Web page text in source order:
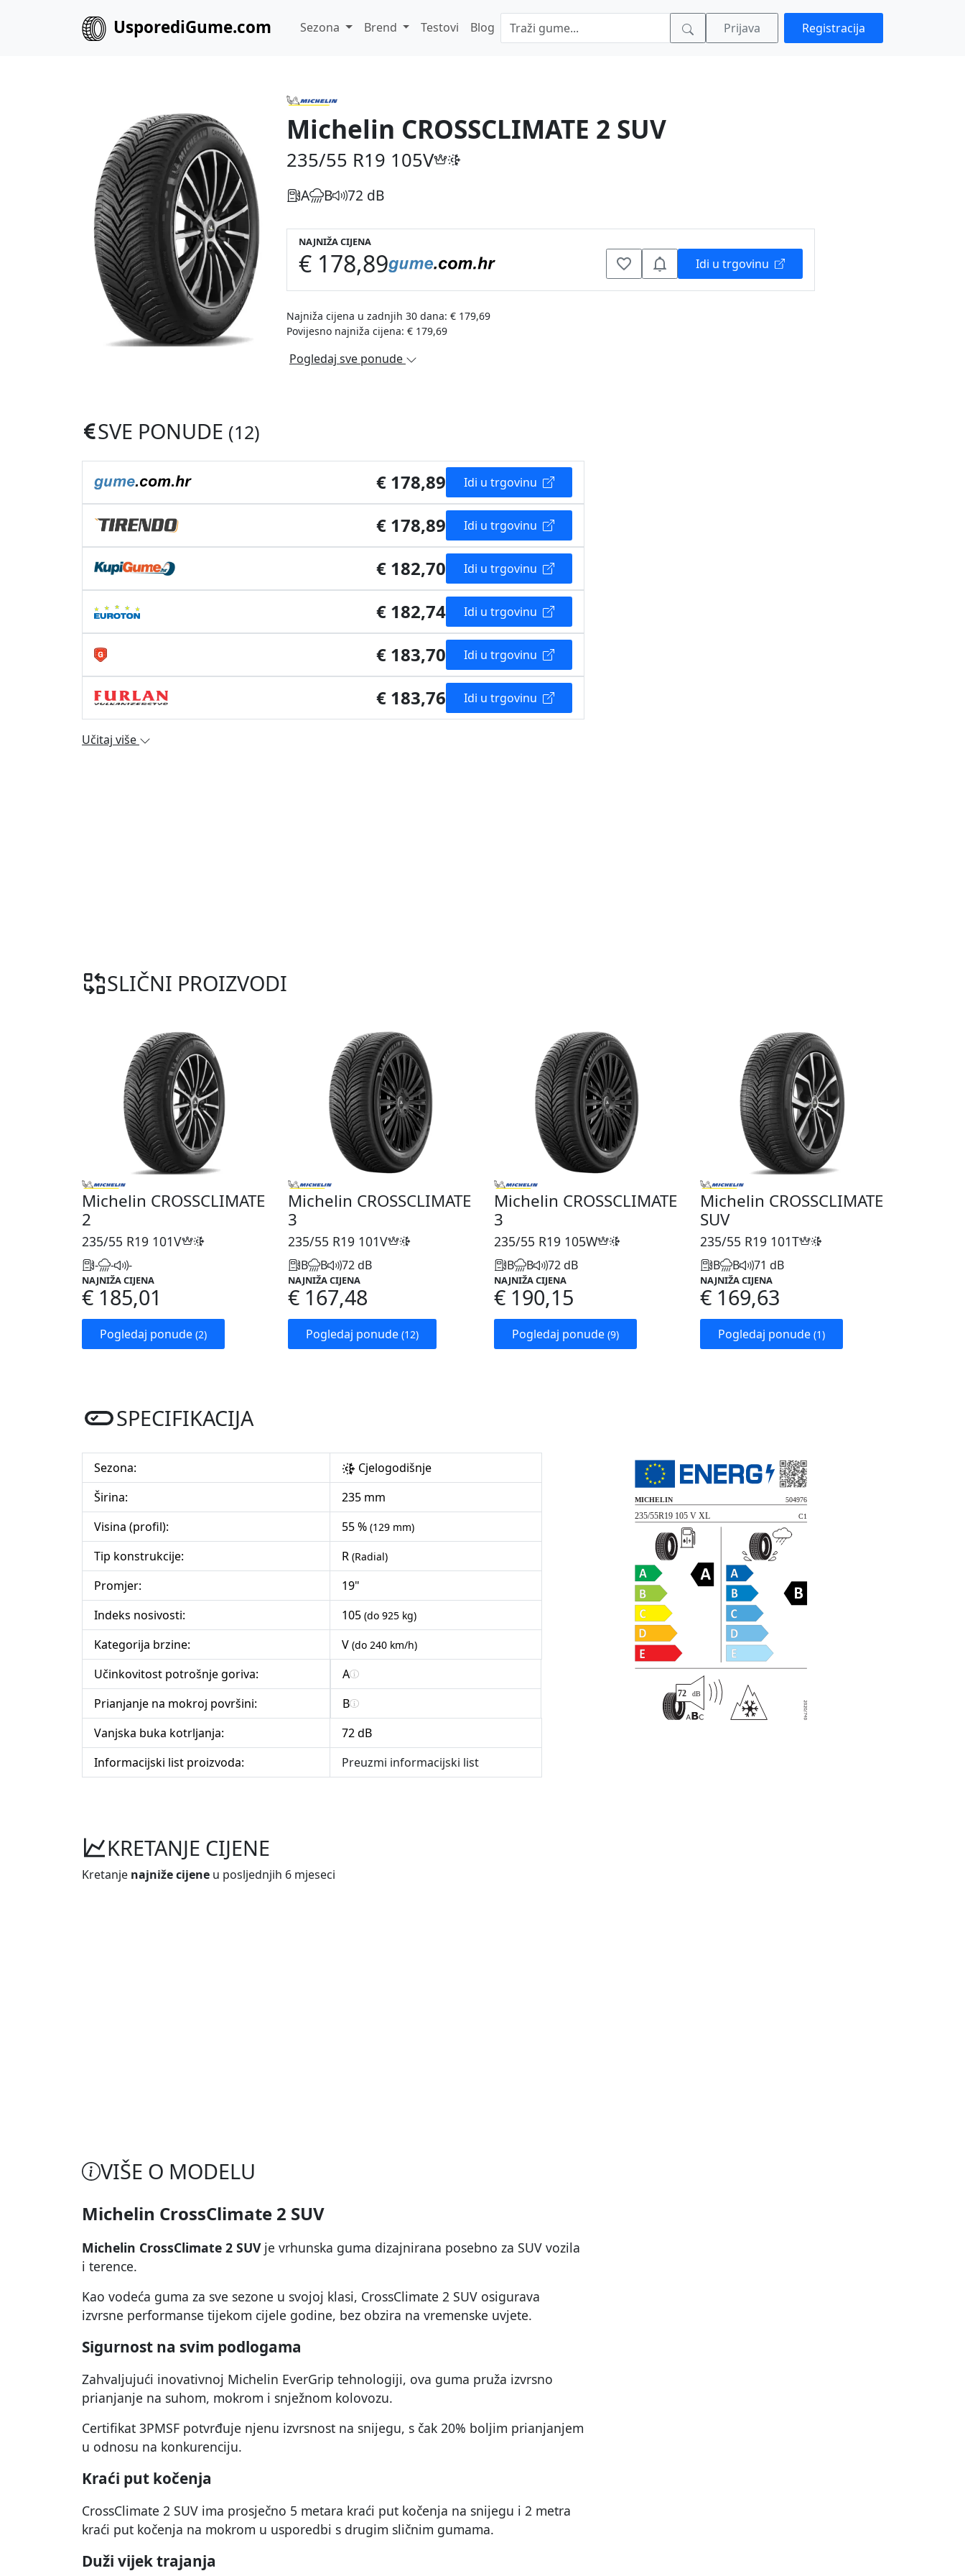
UsporediGume.com Sezona Brend Testovi Blog Prijava Registracija
Michelin CROSSCLIMATE 2 SUV
235/55 R19 105V
A B 72 dB
NAJNIŽA CIJENA
€ 178,89 Idi u trgovinu
Najniža cijena u zadnjih 30 dana: € 179,69
Povijesno najniža cijena: € 179,69
Pogledaj sve ponude
SVE PONUDE (12)
€ 178,89 Idi u trgovinu
€ 178,89 Idi u trgovinu
€ 182,70 Idi u trgovinu
€ 182,74 Idi u trgovinu
€ 183,70 Idi u trgovinu
€ 183,76 Idi u trgovinu
Učitaj više
SLIČNI PROIZVODI
Michelin CROSSCLIMATE
2
235/55 R19 101V
- - -
NAJNIŽA CIJENA
€ 185,01
Pogledaj ponude (2)
Michelin CROSSCLIMATE
3
235/55 R19 101V
B B 72 dB
NAJNIŽA CIJENA
€ 167,48
Pogledaj ponude (12)
Michelin CROSSCLIMATE
3
235/55 R19 105W
B B 72 dB
NAJNIŽA CIJENA
€ 190,15
Pogledaj ponude (9)
Michelin CROSSCLIMATE
SUV
235/55 R19 101T
B B 71 dB
NAJNIŽA CIJENA
€ 169,63
Pogledaj ponude (1)
SPECIFIKACIJA
Sezona:
Cjelogodišnje
Širina:
235 mm
Visina (profil):
55 % (129 mm)
Tip konstrukcije: R (Radial)
Promjer:
19"
Indeks nosivosti:
105 (do 925 kg)
Kategorija brzine: V (do 240 km/h)
Učinkovitost potrošnje goriva:
A
Prianjanje na mokroj površini:
B
Vanjska buka kotrljanja:
72 dB
Informacijski list proizvoda:
Preuzmi informacijski list
KRETANJE CIJENE
Kretanje najniže cijene u posljednjih 6 mjeseci
VIŠE O MODELU
Michelin CrossClimate 2 SUV
Michelin CrossClimate 2 SUVje vrhunska guma dizajnirana posebno za SUV vozila
i terence.
Kao vodeća guma za sve sezone u svojoj klasi, CrossClimate 2 SUV osigurava
izvrsne performanse tijekom cijele godine, bez obzira na vremenske uvjete.
Sigurnost na svim podlogama
Zahvaljujući inovativnoj Michelin EverGrip tehnologiji, ova guma pruža izvrsno
prianjanje na suhom, mokrom i snježnom kolovozu.
Certifikat 3PMSF potvrđuje njenu izvrsnost na snijegu, s čak 20% boljim prianjanjem
u odnosu na konkurenciju.
Kraći put kočenja
CrossClimate 2 SUV ima prosječno 5 metara kraći put kočenja na snijegu i 2 metra
kraći put kočenja na mokrom u usporedbi s drugim sličnim gumama.
Duži vijek trajanja